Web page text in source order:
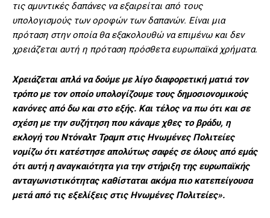
τις αμυντικές δαπάνες να εξαιρείται από τους
υπολογισμούς των οροφών των δαπανών. Είναι μια
πρόταση στην οποία θα εξακολουθώ να επιμένω και δεν
χρειάζεται αυτή η πρόταση πρόσθετα ευρωπαϊκά χρήματα.
Χρειάζεται απλά να δούμε με λίγο διαφορετική ματιά τον
τρόπο με τον οποίο υπολογίζουμε τους δημοσιονομικούς
κανόνες από δω και στο εξής. Και τέλος να πω ότι και σε
σχέση με την συζήτηση που κάναμε χθες το βράδυ, η
εκλογή του Ντόναλτ Τραμπ στις Ηνωμένες Πολιτείες
νομίζω ότι κατέστησε απολύτως σαφές σε όλους από εμάς
ότι αυτή η αναγκαιότητα για την στήριξη της ευρωπαϊκής
ανταγωνιστικότητας καθίσταται ακόμα πιο κατεπείγουσα
μετά από τις εξελίξεις στις Ηνωμένες Πολιτείες».